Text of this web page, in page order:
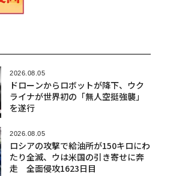
2026.08.05
ドローンからロボットが降下、ウク
ライナが世界初の「無人空挺強襲」
を遂行
2026.08.05
ロシアの攻撃で給油所が150キロにわ
たり全滅、ウは米国の引き寄せに奔
走 全面侵攻1623日目